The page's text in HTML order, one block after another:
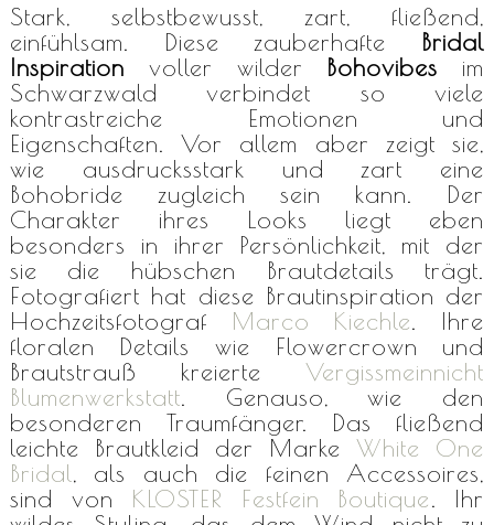
Stark, selbstbewusst, zart, fließend,
einfühlsam. Diese zauberhafte Bridal
Inspiration voller wilder Bohovibes im
Schwarzwald verbindet so viele
kontrastreiche Emotionen und
Eigenschaften. Vor allem aber zeigt sie,
wie ausdrucksstark und zart eine
Bohobride zugleich sein kann. Der
Charakter ihres Looks liegt eben
besonders in ihrer Persönlichkeit, mit der
sie die hübschen Brautdetails trägt.
Fotografiert hat diese Brautinspiration der
Hochzeitsfotograf Marco Kiechle. Ihre
floralen Details wie Flowercrown und
Brautstrauß kreierteVergissmeinnicht
Blumenwerkstatt. Genauso, wie den
besonderen Traumfänger. Das fließend
leichte Brautkleid der MarkeWhite One
Bridal, als auch die feinen Accessoires,
sind von KLOSTER Festfein Boutique. Ihr